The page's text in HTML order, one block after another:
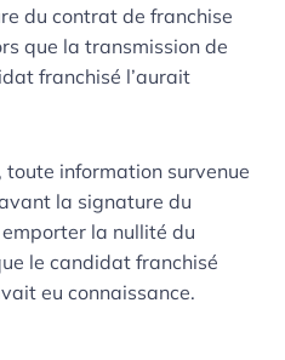
du contrat de franchise
que la transmission de
franchisé l’aurait
information survenue
la signature du
la nullité du
le candidat franchisé
eu connaissance.